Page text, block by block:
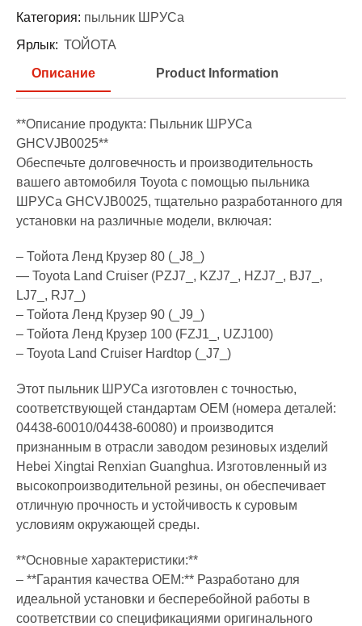
Категория: пыльник ШРУСа
Ярлык: ТОЙОТА
Описание Product Information
**Описание продукта: Пыльник ШРУСа
GHCVJB0025**
Обеспечьте долговечность и производительность
вашего автомобиля Toyota с помощью пыльника
ШРУСа GHCVJB0025, тщательно разработанного для
установки на различные модели, включая:
– Тойота Ленд Крузер 80 (_J8_)
— Toyota Land Cruiser (PZJ7_, KZJ7_, HZJ7_, BJ7_,
LJ7_, RJ7_)
– Тойота Ленд Крузер 90 (_J9_)
– Тойота Ленд Крузер 100 (FZJ1_, UZJ100)
– Toyota Land Cruiser Hardtop (_J7_)
Этот пыльник ШРУСа изготовлен с точностью,
соответствующей стандартам OEM (номера деталей:
04438-60010/04438-60080) и производится
признанным в отрасли заводом резиновых изделий
Hebei Xingtai Renxian Guanghua. Изготовленный из
высокопроизводительной резины, он обеспечивает
отличную прочность и устойчивость к суровым
условиям окружающей среды.
**Основные характеристики:**
– **Гарантия качества OEM:** Разработано для
идеальной установки и бесперебойной работы в
соответствии со спецификациями оригинального